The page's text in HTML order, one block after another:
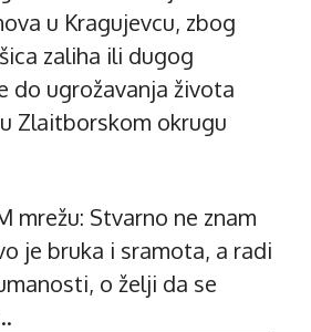
u Kragujevcu, zbog
zaliha ili dugog
do ugrožavanja života
Zlaitborskom okrugu
mrežu: Stvarno ne znam
je bruka i sramota, a radi
o želji da se